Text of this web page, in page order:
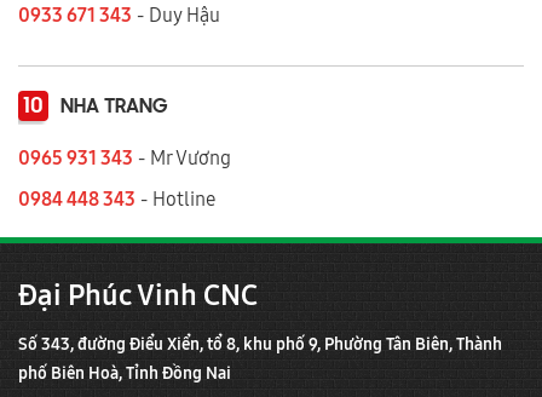
0933 671 343 - Duy Hậu
10 NHA TRANG
0965 931 343 - Mr Vương
0984 448 343 - Hotline
Đại Phúc Vinh CNC
Số 343, đường Điểu Xiển, tổ 8, khu phố 9, Phường Tân Biên, Thành
phố Biên Hoà, Tỉnh Đồng Nai